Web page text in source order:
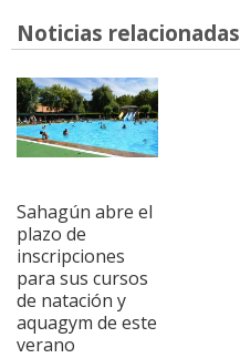
Noticias relacionadas
Sahagún abre el
plazo de
inscripciones
para sus cursos
de natación y
aquagym de este
verano